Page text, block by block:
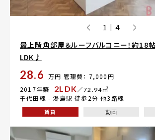
1 | 4
最上階角部屋＆ルーフバルコニー！約18
LDK♪
28.6 万円 管理費： 7,000円
2017年築
2LDK ／72.94㎡
千代田線 - 湯島駅 徒歩2分 他3路線
賃貸 動画